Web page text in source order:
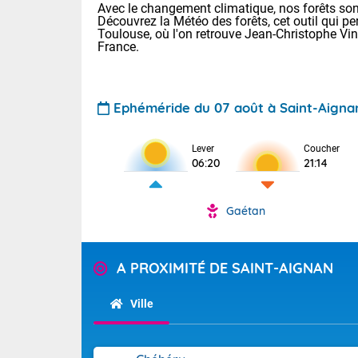
Pour la
Tendance
Avec le changement climatique, nos forêts
Découvrez la Météo des forêts, cet outil qui
Toulouse, où l'on retrouve Jean-Christophe
France.
Ephéméride du 07 août à Saint-
Lever
06:20
Coucher
21:14
Gaétan
A PROXIMITÉ DE SAINT-AIGNAN
Ville
Voici les
22/14 Paris :
Clermont-
Lille : 25/15
Demain
Très